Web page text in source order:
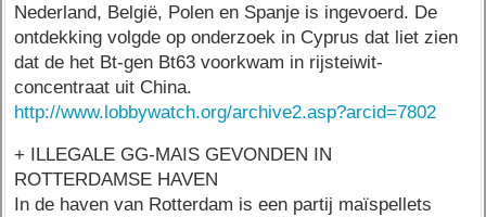
Nederland, België, Polen en Spanje is ingevoerd. De
ontdekking volgde op onderzoek in Cyprus dat liet zien
dat de het Bt-gen Bt63 voorkwam in rijsteiwit-
concentraat uit China.
http://www.lobbywatch.org/archive2.asp?arcid=7802
+ ILLEGALE GG-MAIS GEVONDEN IN
ROTTERDAMSE HAVEN
In de haven van Rotterdam is een partij maïspellets